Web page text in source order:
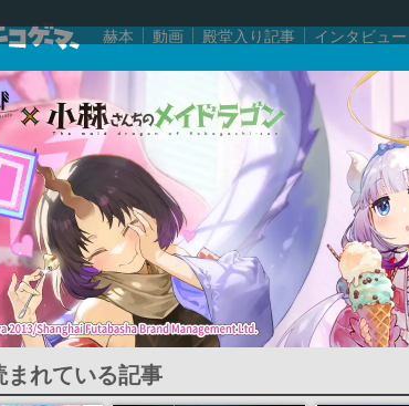
赫本 動画 殿堂入り記事 インタビュー
まれている記事